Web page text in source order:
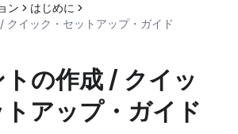
ン
はじめに
クイック・セットアップ・ガイド
の作成 / クイッ
アップ・ガイド